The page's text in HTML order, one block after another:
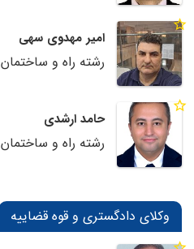
امیر مهدوی سهی
رشته راه و ساختمان
حامد ارشدی
رشته راه و ساختمان
وکلای دادگستری و قوه قضاییه